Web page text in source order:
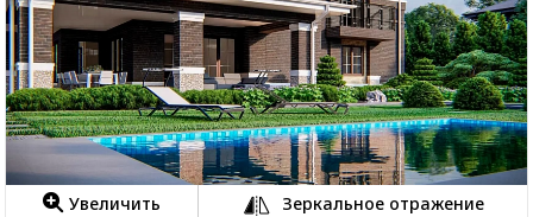
Увеличить Зеркальное отражение